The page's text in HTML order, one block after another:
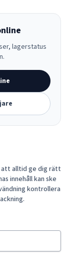
lagerstatus
att alltid ge dig rätt
innehåll kan ske
kontrollera